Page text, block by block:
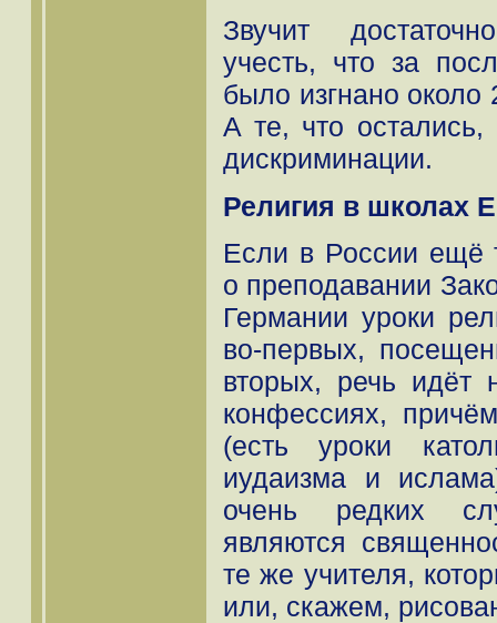
Звучит
учесть, что за
было изгнано около
А те, что остались,
дискриминации.
Религия в школах
Если в России ещё
о преподавании
Германии уроки
во-первых,
вторых, речь
конфессиях,
(есть уроки
иудаизма и
очень редких
являются
те же учителя,
или, скажем,